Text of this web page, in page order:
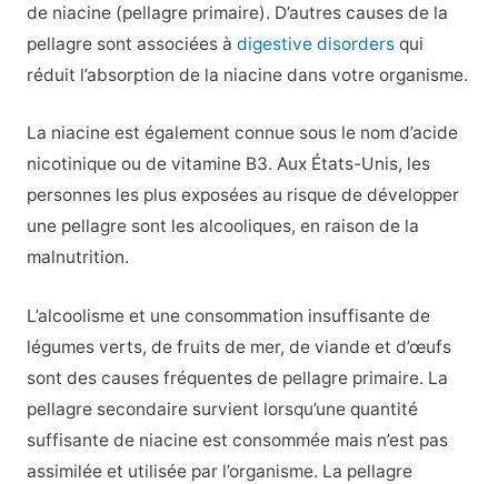
de niacine (pellagre primaire). D’autres causes de la
pellagre sont associées à digestive disordersqui
réduit l’absorption de la niacine dans votre organisme.
La niacine est également connue sous le nom d’acide
nicotinique ou de vitamine B3. Aux États-Unis, les
personnes les plus exposées au risque de développer
une pellagre sont les alcooliques, en raison de la
malnutrition.
L’alcoolisme et une consommation insuffisante de
légumes verts, de fruits de mer, de viande et d’œufs
sont des causes fréquentes de pellagre primaire. La
pellagre secondaire survient lorsqu’une quantité
suffisante de niacine est consommée mais n’est pas
assimilée et utilisée par l’organisme. La pellagre